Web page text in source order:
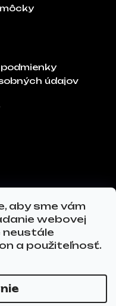
aby sme vám
webovej
neustále
a použiteľnosť.
údajov